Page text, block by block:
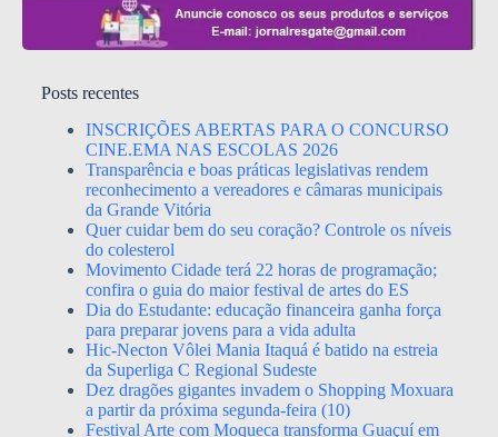
Posts recentes
INSCRIÇÕES ABERTAS PARA O CONCURSO
CINE.EMA NAS ESCOLAS 2026
Transparência e boas práticas legislativas rendem
reconhecimento a vereadores e câmaras municipais
da Grande Vitória
Quer cuidar bem do seu coração? Controle os níveis
do colesterol
Movimento Cidade terá 22 horas de programação;
confira o guia do maior festival de artes do ES
Dia do Estudante: educação financeira ganha força
para preparar jovens para a vida adulta
Hic-Necton Vôlei Mania Itaquá é batido na estreia
da Superliga C Regional Sudeste
Dez dragões gigantes invadem o Shopping Moxuara
a partir da próxima segunda-feira (10)
Festival Arte com Moqueca transforma Guaçuí em